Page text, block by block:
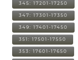
345: 17201-17250
347: 17301-17350
349: 17401-17450
351: 17501-17550
353: 17601-17650